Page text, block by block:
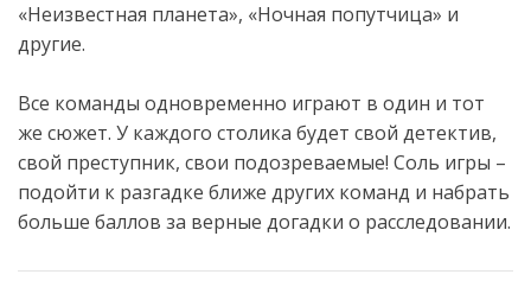
«Неизвестная планета», «Ночная попутчица» и
другие.
Все команды одновременно играют в один и тот
же сюжет. У каждого столика будет свой детектив,
свой преступник, свои подозреваемые! Соль игры –
подойти к разгадке ближе других команд и набрать
больше баллов за верные догадки о расследовании.